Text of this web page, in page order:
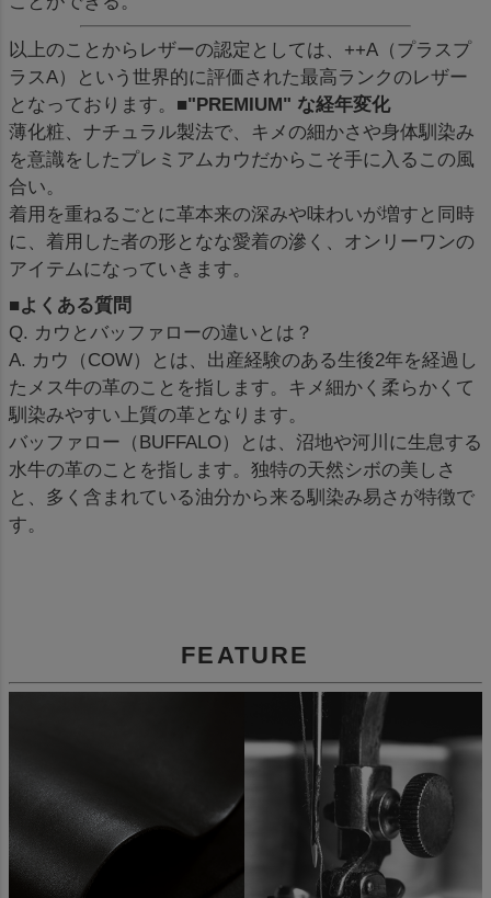
以上のことからレザーの認定としては、++A（プラスプ
ラスA）という世界的に評価された最高ランクのレザー
となっております。 ■"PREMIUM" な経年変化
薄化粧、ナチュラル製法で、キメの細かさや身体馴染み
を意識をしたプレミアムカウだからこそ手に入るこの風
合い。
着用を重ねるごとに革本来の深みや味わいが増すと同時
に、着用した者の形となな愛着の滲く、オンリーワンの
アイテムになっていきます。
■よくある質問
Q. カウとバッファローの違いとは？
A. カウ（COW）とは、出産経験のある生後2年を経過し
たメス牛の革のことを指します。キメ細かく柔らかくて
馴染みやすい上質の革となります。
バッファロー（BUFFALO）とは、沼地や河川に生息する
水牛の革のことを指します。独特の天然シボの美しさ
と、多く含まれている油分から来る馴染み易さが特徴で
す。
FEATURE